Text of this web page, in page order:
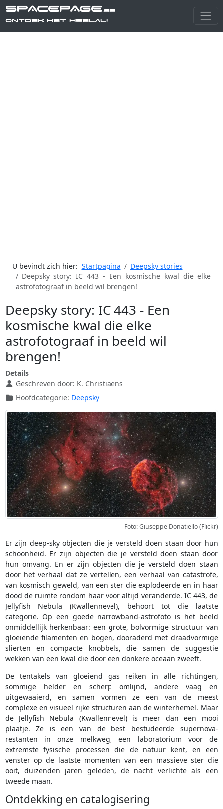
SPACEPAGE.be
Ontdek het heelal!
U bevindt zich hier: Startpagina
Deepsky stories
Deepsky story: IC 443 - Een kosmische kwal die elke
astrofotograaf in beeld wil brengen!
Deepsky story: IC 443 - Een
kosmische kwal die elke
astrofotograaf in beeld wil
brengen!
Details
Geschreven door: K. Christiaens
Hoofdcategorie: Deepsky
Foto: Giuseppe Donatiello (Flickr)
Er zijn deep-sky objecten die je versteld doen staan door hun
schoonheid. Er zijn objecten die je versteld doen staan door
hun omvang. En er zijn objecten die je versteld doen staan
door het verhaal dat ze vertellen, een verhaal van catastrofe,
van kosmisch geweld, van een ster die explodeerde en in haar
dood de ruimte rondom haar voor altijd veranderde. IC 443, de
Jellyfish Nebula (Kwallennevel), behoort tot die laatste
categorie. Op een goede narrowband-astrofoto is het beeld
onmiddellijk herkenbaar: een grote, bolvormige structuur van
gloeiende filamenten en bogen, dooraderd met draadvormige
slierten en compacte knobbels, die samen de suggestie
wekken van een kwal die door een donkere oceaan zweeft.
De tentakels van gloeiend gas reiken in alle richtingen,
sommige helder en scherp omlijnd, andere vaag en
uitgewaaierd, en samen vormen ze een van de meest
complexe en visueel rijke structuren aan de winterhemel. Maar
de Jellyfish Nebula (Kwallennevel) is meer dan een mooi
plaatje. Ze is een van de best bestudeerde supernova-
restanten in onze melkweg, een laboratorium voor de
extremste fysische processen die de natuur kent, en een
venster op de laatste momenten van een massieve ster die
ooit, duizenden jaren geleden, de nacht verlichte als een
tweede maan.
Ontdekking en catalogisering